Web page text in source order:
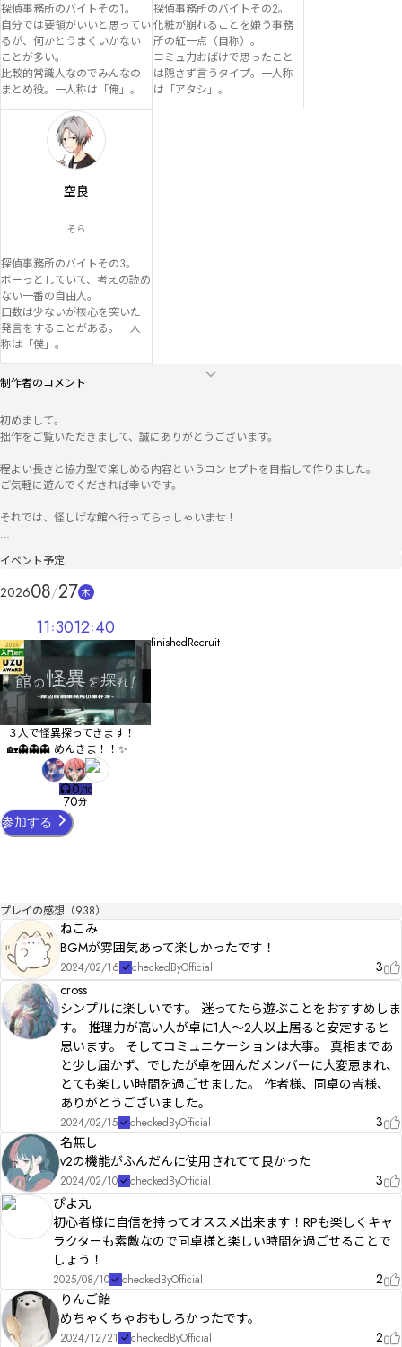
探偵事務所のバイトその1。
自分では要領がいいと思ってい
るが、何かとうまくいかない
ことが多い。
比較的常識人なのでみんなの
まとめ役。一人称は「俺」。
探偵事務所のバイトその2。
化粧が崩れることを嫌う事務
所の紅一点（自称）。
コミュ力おばけで思ったこと
は隠さず言うタイプ。一人称
は「アタシ」。
空良
そら
探偵事務所のバイトその3。
ボーっとしていて、考えの読め
ない一番の自由人。
口数は少ないが核心を突いた
発言をすることがある。一人
称は「僕」。
制作者のコメント
初めまして。
拙作をご覧いただきまして、誠にありがとうございます。
程よい長さと協力型で楽しめる内容というコンセプトを目指して作りました。
ご気軽に遊んでくだされば幸いです。
それでは、怪しげな館へ行ってらっしゃいませ！
☆キャラクターイラスト
No.396（@mikura_078）
☆背景画像
ゲームまてりあるず
きまぐれアフター背景素材置き場
☆操作説明画像
小鳥印（booth）
☆BGM・SE
柊情景音楽店
MusMus
On-Jin ~音人~
Keyta（DOVA-SYNDROME）
KK（DOVA-SYNDROME）
更新履歴
・シナリオテキスト修正（24/02/17）
・誤字脱字修正（25/05/12）
イベント予定
202608 27 木
finishedRecruit
11 3012 40
３人で怪異探ってきます！
🏡👻👻👻 めんきま！！✨️
0/10
70分
参加する
プレイの感想（938）
ねこみ
BGMが雰囲気あって楽しかったです！
2024/02/16 checkedByOfficial
3
cross
シンプルに楽しいです。 迷ってたら遊ぶことをおすすめしま
す。 推理力が高い人が卓に1人〜2人以上居ると安定すると
思います。 そしてコミュニケーションは大事。 真相まであ
と少し届かず、でしたが卓を囲んだメンバーに大変恵まれ、
とても楽しい時間を過ごせました。 作者様、同卓の皆様、
ありがとうございました。
2024/02/15 checkedByOfficial
3
名無し
v2の機能がふんだんに使用されてて良かった
2024/02/10 checkedByOfficial
3
ぴよ丸
初心者様に自信を持ってオススメ出来ます！RPも楽しくキャ
ラクターも素敵なので同卓様と楽しい時間を過ごせることで
しょう！
2025/08/10 checkedByOfficial
2
りんご飴
めちゃくちゃおもしろかったです。
2024/12/21 checkedByOfficial 2